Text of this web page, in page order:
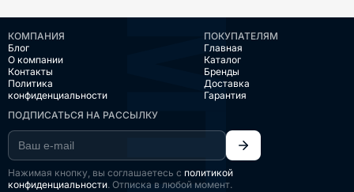
КОМПАНИЯ
Блог
О компании
Контакты
Политика
конфиденциальности
ПОКУПАТЕЛЯМ
Главная
Каталог
Бренды
Доставка
Гарантия
ПОДПИСАТЬСЯ НА РАССЫЛКУ
Нажимая кнопку, вы соглашаетесь с политикой
конфиденциальности. Отписка в любой момент.